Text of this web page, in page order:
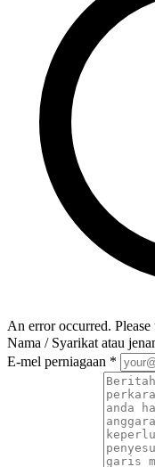
An error occurred. Please
Nama / Syarikat atau
E-mel perniagaan *